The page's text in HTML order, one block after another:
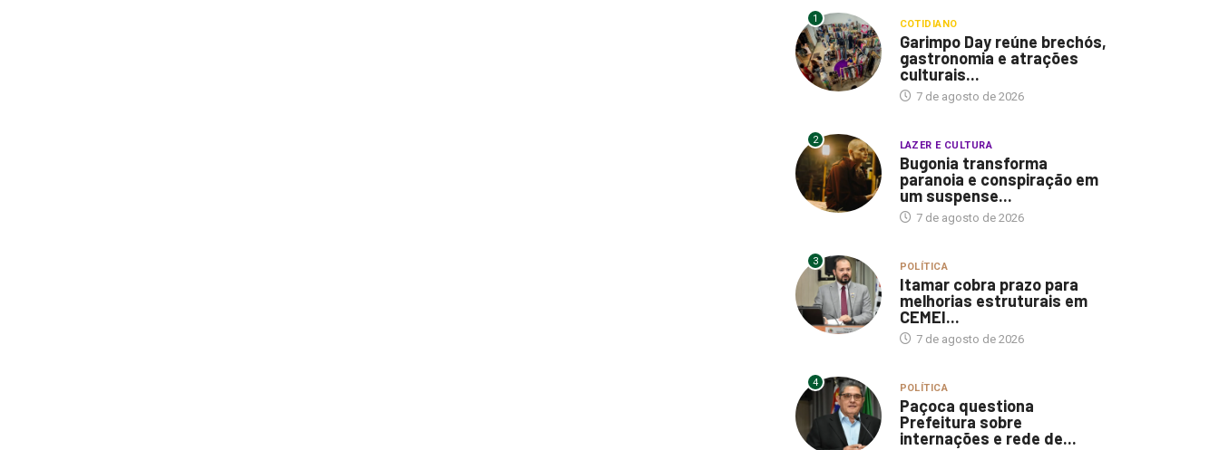
1 COTIDIANO
Garimpo Day reúne brechós,
gastronomia e atrações
culturais...
7 de agosto de 2026
2 LAZER E CULTURA
Bugonia transforma
paranoia e conspiração em
um suspense...
7 de agosto de 2026
3 POLÍTICA
Itamar cobra prazo para
melhorias estruturais em
CEMEI...
7 de agosto de 2026
4 POLÍTICA
Paçoca questiona
Prefeitura sobre
internações e rede de...